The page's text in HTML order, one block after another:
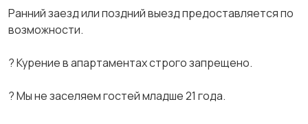
Ранний заезд или поздний выезд предоставляется по
возможности.
? Курение в апартаментах строго запрещено.
? Мы не заселяем гостей младше 21 года.